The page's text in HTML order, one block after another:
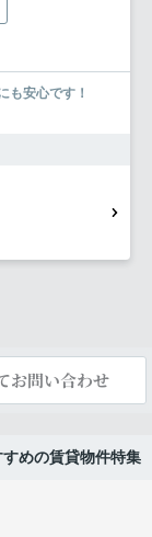
も安心です！
お問い合わせ
すめの賃貸物件特集